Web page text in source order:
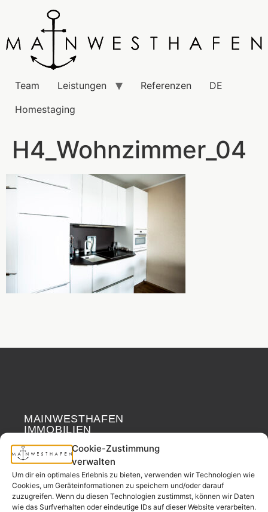
Cookie-Zustimmung
verwalten
Um dir ein optimales Erlebnis zu bieten, verwenden wir Technologien wie
Cookies, um Geräteinformationen zu speichern und/oder darauf
zuzugreifen. Wenn du diesen Technologien zustimmst, können wir Daten
wie das Surfverhalten oder eindeutige IDs auf dieser Website verarbeiten.
Team Leistungen Referenzen
DE
Homestaging
H4_Wohnzimmer_04
MAINWESTHAFEN
IMMOBILIEN
Ihr Immobilienpartner
aus der
Nachbarschaft.
– seit 2017.